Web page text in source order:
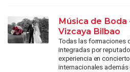
Música de
Vizcaya Bilbao
Todas las formaciones
integradas por
experiencia en
internacionales además